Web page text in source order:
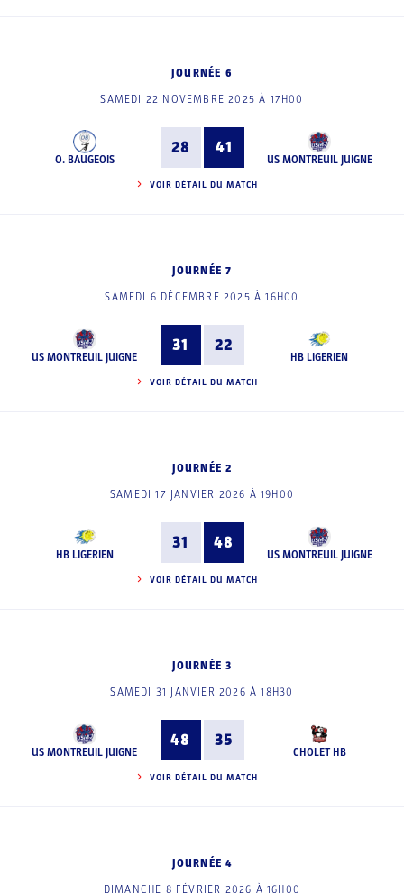
JOURNÉE 6
SAMEDI 22 NOVEMBRE 2025 À 17H00
O. BAUGEOIS
28 41
US MONTREUIL JUIGNE
VOIR DÉTAIL DU MATCH
JOURNÉE 7
SAMEDI 6 DÉCEMBRE 2025 À 16H00
US MONTREUIL JUIGNE
31 22
HB LIGERIEN
VOIR DÉTAIL DU MATCH
JOURNÉE 2
SAMEDI 17 JANVIER 2026 À 19H00
HB LIGERIEN
31 48
US MONTREUIL JUIGNE
VOIR DÉTAIL DU MATCH
JOURNÉE 3
SAMEDI 31 JANVIER 2026 À 18H30
US MONTREUIL JUIGNE
48 35
CHOLET HB
VOIR DÉTAIL DU MATCH
JOURNÉE 4
DIMANCHE 8 FÉVRIER 2026 À 16H00